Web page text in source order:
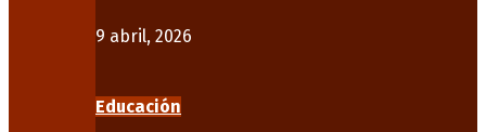
9 abril, 2026
Educación